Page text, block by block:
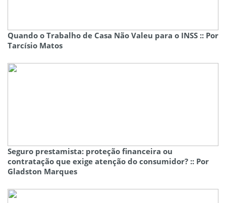
Quando o Trabalho de Casa Não Valeu para o INSS :: Por
Tarcísio Matos
Seguro prestamista: proteção financeira ou
contratação que exige atenção do consumidor? :: Por
Gladston Marques